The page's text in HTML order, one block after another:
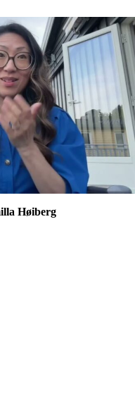
Høiberg